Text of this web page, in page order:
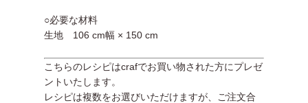
○必要な材料
生地 106 cm幅 × 150 cm
こちらのレシピはcrafでお買い物された方にプレゼ
ントいたします。
レシピは複数をお選びいただけますが、ご注文合